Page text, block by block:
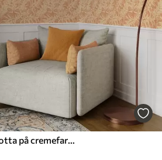
Store egeblade i terrakotta på cremefarvet baggrund